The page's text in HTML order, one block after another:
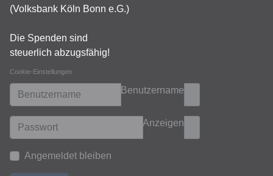
(Volksbank Köln Bonn e.G.)
Die Spenden sind
steuerlich abzugsfähig!
Cookie-Einstellungen
Benutzername
Anzeigen
Angemeldet bleiben